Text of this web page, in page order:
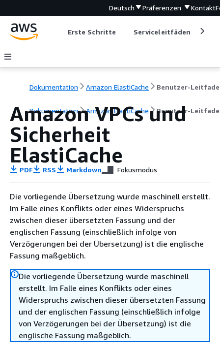
Deutsch Präferenzen Kontakt
Erste Schritte Serviceleitfäden
Dokumentation Amazon ElastiCache Benutzer-
Dokumentation Amazon ElastiCache Benutzer-
Amazon VPCs und
Sicherheit
ElastiCache
PDF RSS Markdown Fokusmodus
Die vorliegende Übersetzung wurde maschinell erstellt.
Im Falle eines Konflikts oder eines Widerspruchs
zwischen dieser übersetzten Fassung und der
englischen Fassung (einschließlich infolge von
Verzögerungen bei der Übersetzung) ist die englische
Fassung maßgeblich.
Die vorliegende Übersetzung wurde maschinell
erstellt. Im Falle eines Konflikts oder eines
Widerspruchs zwischen dieser übersetzten Fassung
und der englischen Fassung (einschließlich infolge
von Verzögerungen bei der Übersetzung) ist die
englische Fassung maßgeblich.